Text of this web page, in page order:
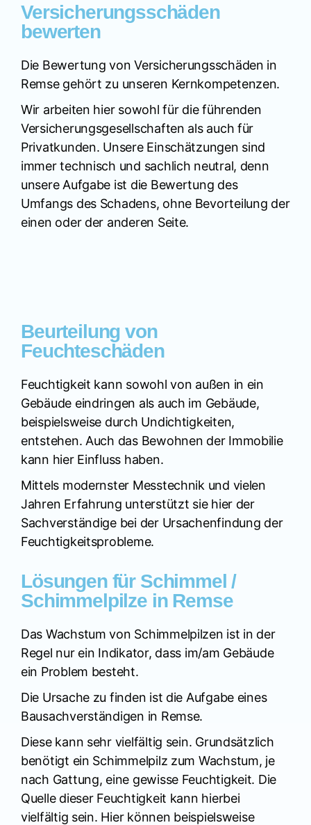
Versicherungsschäden
bewerten
Die Bewertung von Versicherungsschäden in
Remse gehört zu unseren Kernkompetenzen.
Wir arbeiten hier sowohl für die führenden
Versicherungsgesellschaften als auch für
Privatkunden. Unsere Einschätzungen sind
immer technisch und sachlich neutral, denn
unsere Aufgabe ist die Bewertung des
Umfangs des Schadens, ohne Bevorteilung der
einen oder der anderen Seite.
Beurteilung von
Feuchteschäden
Feuchtigkeit kann sowohl von außen in ein
Gebäude eindringen als auch im Gebäude,
beispielsweise durch Undichtigkeiten,
entstehen. Auch das Bewohnen der Immobilie
kann hier Einfluss haben.
Mittels modernster Messtechnik und vielen
Jahren Erfahrung unterstützt sie hier der
Sachverständige bei der Ursachenfindung der
Feuchtigkeitsprobleme.
Lösungen für Schimmel /
Schimmelpilze in Remse
Das Wachstum von Schimmelpilzen ist in der
Regel nur ein Indikator, dass im/am Gebäude
ein Problem besteht.
Die Ursache zu finden ist die Aufgabe eines
Bausachverständigen in Remse.
Diese kann sehr vielfältig sein. Grundsätzlich
benötigt ein Schimmelpilz zum Wachstum, je
nach Gattung, eine gewisse Feuchtigkeit. Die
Quelle dieser Feuchtigkeit kann hierbei
vielfältig sein. Hier können beispielsweise